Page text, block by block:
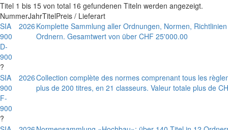
Titel 1 bis 15 von total 16 gefundenen Titeln werden angezeigt.
NummerJahrTitelPreis / Lieferart
SIA
900
D-
900
?
2026 Komplette Sammlung aller Ordnungen, Normen,
Ordnern. Gesamtwert von über CHF 25'000.00
SIA
900
F-
900
?
2026Collection complète des normes comprenant tous les
plus de 200 titres, en 21 classeurs. Valeur totale plus de